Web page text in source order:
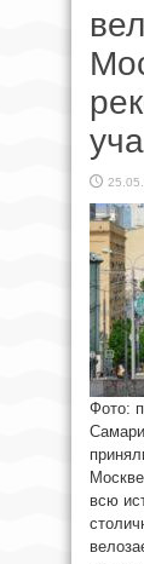
Фото:
всю